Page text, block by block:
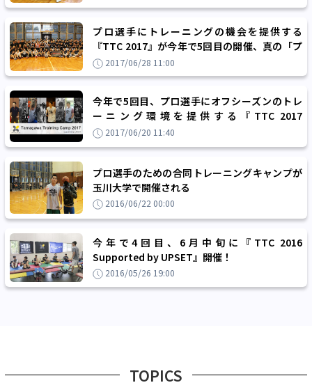
プロ選手にトレーニングの機会を提供する
『TTC 2017』が今年で5回目の開催、真の「プ
レーヤーファースト」を実現
2017/06/28 11:00
今年で5回目、プロ選手にオフシーズンのトレ
ーニング環境を提供する『TTC 2017
Supported by UPSET』が今週末に開催！
2017/06/20 11:40
プロ選手のための合同トレーニングキャンプが
玉川大学で開催される
2016/06/22 00:00
今年で4回目、6月中旬に『TTC 2016
Supported by UPSET』開催！
2016/05/26 19:00
TOPICS